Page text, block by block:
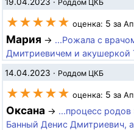
Роддом ЦКБ
★★★★★ оценка: 5 за
Мария → ...Рожала с
Дмитриевичем и акушеркой
14.04.2023 · Роддом ЦКБ
★★★★★ оценка: 5 за
Оксана → ...процесс
Банный Денис Дмитриевич,